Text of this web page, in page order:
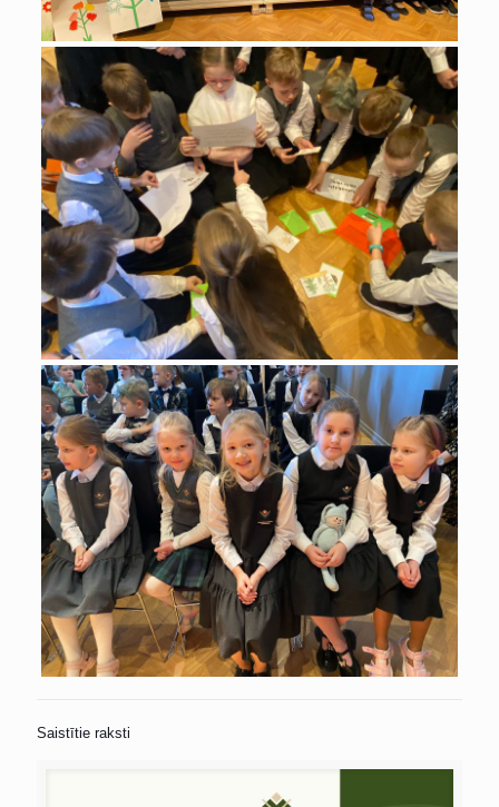
Saistītie raksti